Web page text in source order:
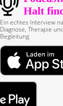
Ein echtes Interview
Diagnose, Therapie
Begleitung